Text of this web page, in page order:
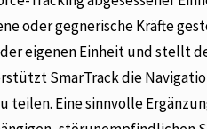
oder gegnerische Kräfte
eigenen Einheit und stellt
SmarTrack die
teilen. Eine sinnvolle